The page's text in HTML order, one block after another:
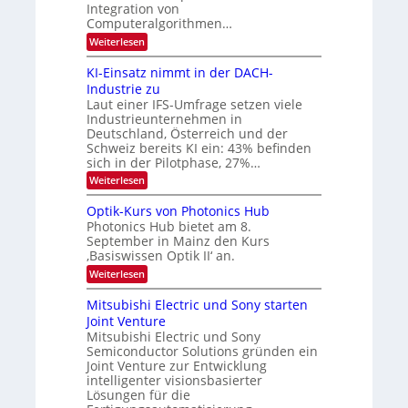
l
d
v
e
r
a
r
b
e
i
t
u
n
g
s
-
T
r
e
n
d
s
e
l
d
e
t
s
t
a
r
k
e
s
W
a
c
h
s
t
u
m
i
m
e
s
t
e
n
H
a
l
b
Integration von
Computeralgorithmen…
Weiterlesen:
8
9
.
W
E
-
H
e
r
a
e
u
s
-
S
e
m
i
a
r
KI-Einsatz nimmt in der DACH-
Industrie zu
Laut einer IFS-Umfrage setzen viele
Industrieunternehmen in
Deutschland, Österreich und der
Schweiz bereits KI ein: 43% befinden
sich in der Pilotphase, 27%…
Weiterlesen:
K
-
E
i
n
s
a
t
z
n
i
m
m
t
i
n
Optik-Kurs von Photonics Hub
Photonics Hub bietet am 8.
September in Mainz den Kurs
‚Basiswissen Optik II‘ an.
Weiterlesen:
O
p
t
i
k
-
K
u
r
s
Mitsubishi Electric und Sony starten
Joint Venture
Mitsubishi Electric und Sony
Semiconductor Solutions gründen ein
Joint Venture zur Entwicklung
intelligenter visionsbasierter
Lösungen für die